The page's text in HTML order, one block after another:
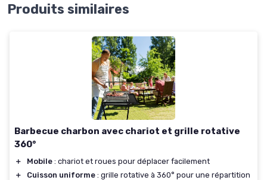
Produits similaires
Barbecue charbon avec chariot et grille rotative
360°
＋ Mobile : chariot et roues pour déplacer facilement
＋
Cuisson uniforme : grille rotative à 360° pour une répartition